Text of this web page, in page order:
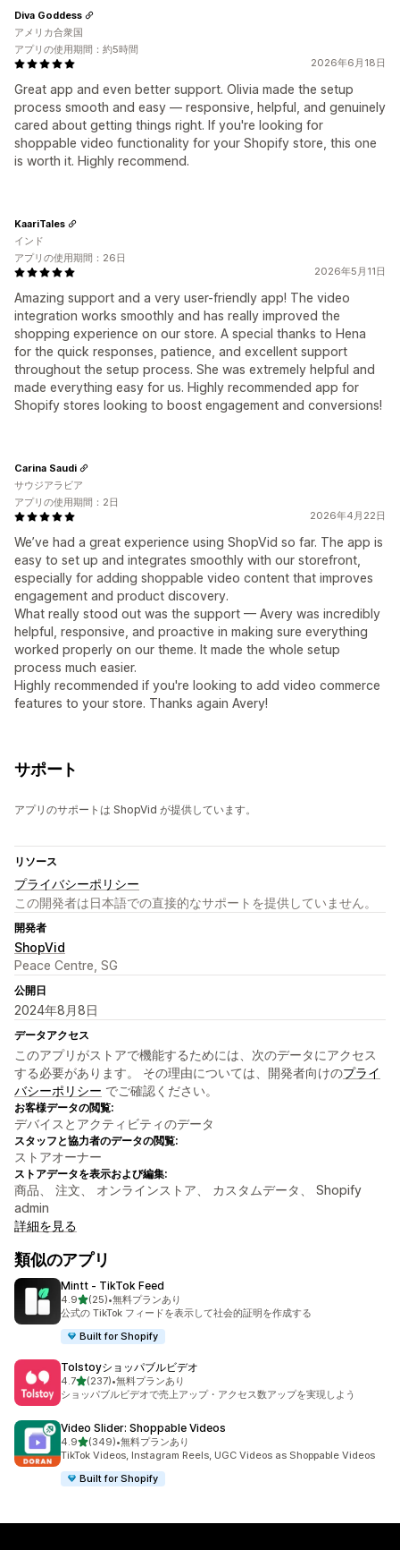
2026年6月18日
Great app and even better support. Olivia made the setup
process smooth and easy — responsive, helpful, and genuinely
cared about getting things right. If you're looking for
shoppable video functionality for your Shopify store, this one
is worth it. Highly recommend.
Diva Goddess
アメリカ合衆国
アプリの使用期間：約5時間
2026年5月11日
Amazing support and a very user-friendly app! The video
integration works smoothly and has really improved the
shopping experience on our store. A special thanks to Hena
for the quick responses, patience, and excellent support
throughout the setup process. She was extremely helpful and
made everything easy for us. Highly recommended app for
Shopify stores looking to boost engagement and conversions!
KaariTales
インド
アプリの使用期間：26日
2026年4月22日
We’ve had a great experience using ShopVid so far. The app is
easy to set up and integrates smoothly with our storefront,
especially for adding shoppable video content that improves
engagement and product discovery.
What really stood out was the support — Avery was incredibly
helpful, responsive, and proactive in making sure everything
worked properly on our theme. It made the whole setup
process much easier.
Highly recommended if you're looking to add video commerce
features to your store. Thanks again Avery!
Carina Saudi
サウジアラビア
アプリの使用期間：2日
サポート
アプリのサポートは ShopVid が提供しています。
リソース
プライバシーポリシー
この開発者は日本語での直接的なサポートを提供していません。
開発者
ShopVid
Peace Centre, SG
公開日
2024年8月8日
データアクセス
このアプリがストアで機能するためには、次のデータにアクセス
する必要があります。 その理由については、開発者向けのプライ
バシーポリシー でご確認ください。
お客様データの閲覧:
デバイスとアクティビティのデータ
スタッフと協力者のデータの閲覧:
ストアオーナー
ストアデータを表示および編集:
商品、 注文、 オンラインストア、 カスタムデータ、 Shopify
admin
詳細を見る
類似のアプリ
Mintt ‑ TikTok Feed
4.95つ星中
(25)
合計レビュー数：25件
•無料プランあり
公式の TikTok フィードを表示して社会的証明を作成する
Built for Shopify
Tolstoyショッパブルビデオ
4.75つ星中
(237)
合計レビュー数：237件
•無料プランあり
ショッパブルビデオで売上アップ・アクセス数アップを実現しよう
Video Slider: Shoppable Videos
4.95つ星中
(349)
合計レビュー数：349件
•無料プランあり
TikTok Videos, Instagram Reels, UGC Videos as Shoppable Videos
Built for Shopify